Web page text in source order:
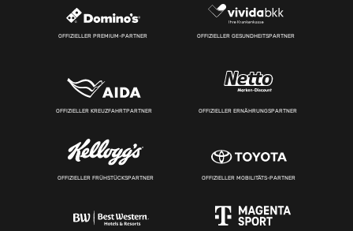
OFFIZIELLER PREMIUM-PARTNER OFFIZIELLER GESUNDHEITSPARTNER
OFFIZIELLER KREUZFAHRTPARTNER OFFIZIELLER ERNÄHRUNGSPARTNER
OFFIZIELLER FRÜHSTÜCKSPARTNER OFFIZIELLER MOBILITÄTS-PARTNER